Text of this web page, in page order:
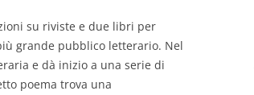
su riviste e due libri per
grande pubblico letterario. Nel
e dà inizio a una serie di
poema trova una